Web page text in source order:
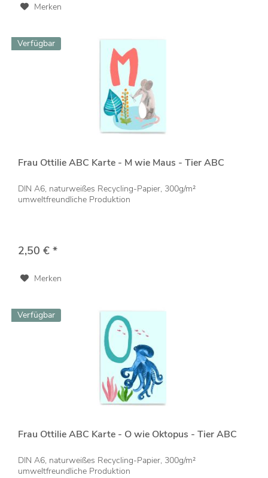
Merken
Verfügbar
Frau Ottilie ABC Karte - M wie Maus - Tier ABC
DIN A6, naturweißes Recycling-Papier, 300g/m²
umweltfreundliche Produktion
2,50 € *
Merken
Verfügbar
Frau Ottilie ABC Karte - O wie Oktopus - Tier ABC
DIN A6, naturweißes Recycling-Papier, 300g/m²
umweltfreundliche Produktion